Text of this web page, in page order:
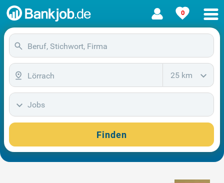
0
25 km
Jobs
Finden